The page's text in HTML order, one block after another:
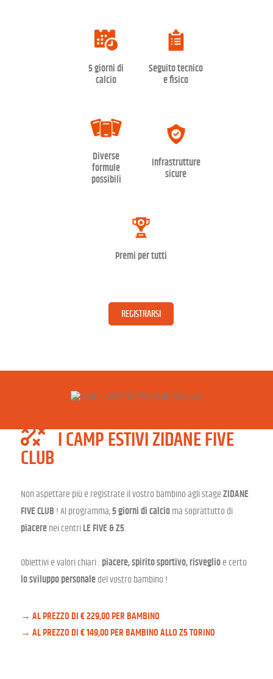
5 giorni di
calcio
Seguito tecnico
e fisico
Diverse
formule
possibili
Infrastrutture
sicure
Premi per tutti
REGISTRARSI
I CAMP ESTIVI ZIDANE FIVE
CLUB
Non aspettare più e registrate il vostro bambino agli stage ZIDANE
FIVE CLUB ! Al programma,5 giorni di calcioma soprattutto di
piacerenei centri LE FIVE & Z5.
Obiettivi e valori chiari : piacere, spirito sportivo, risveglioe certo
lo sviluppo personaledel vostro bambino !
AL PREZZO DI € 229,00 PER BAMBINO
AL PREZZO DI € 149,00 PER BAMBINO ALLO Z5 TORINO